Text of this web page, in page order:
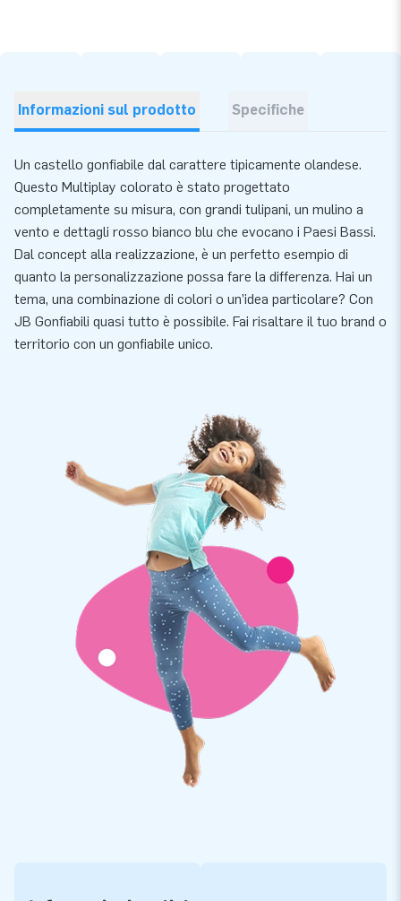
Informazioni sul prodotto Specifiche
Un castello gonfiabile dal carattere tipicamente olandese.
Questo Multiplay colorato è stato progettato
completamente su misura, con grandi tulipani, un mulino a
vento e dettagli rosso bianco blu che evocano i Paesi Bassi.
Dal concept alla realizzazione, è un perfetto esempio di
quanto la personalizzazione possa fare la differenza. Hai un
tema, una combinazione di colori o un’idea particolare? Con
JB Gonfiabili quasi tutto è possibile. Fai risaltare il tuo brand o
territorio con un gonfiabile unico.